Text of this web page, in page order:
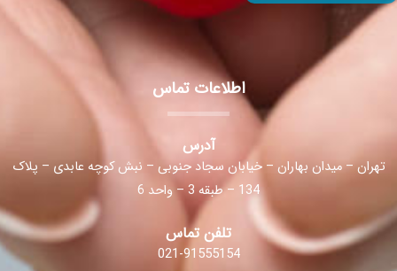
اطلاعات تماس
آدرس
تهران – میدان بهاران – خیابان سجاد جنوبی – نبش کوچه عابدی – پلاک
134 – طبقه 3 – واحد 6
تلفن تماس
021-91555154